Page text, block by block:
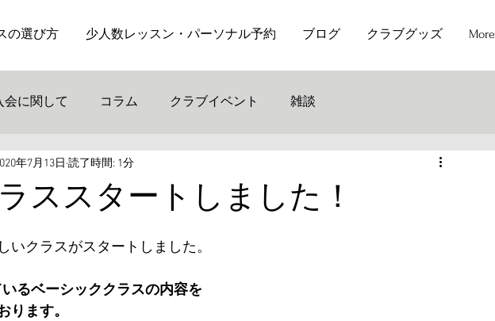
の選び方 少人数レッスン・パーソナル予約 ブログ クラブグッズ More
に関して コラム クラブイベント 雑談
ススタートしました！
年7月13日 読了時間: 1分
いクラスがスタートしました。
るベーシッククラスの内容を
ります。